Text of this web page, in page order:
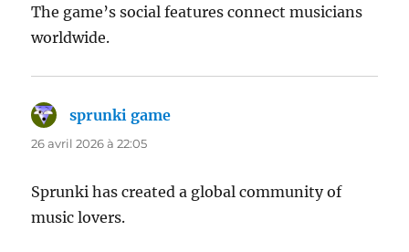
The game’s social features connect musicians
worldwide.
sprunki game
26 avril 2026 à 22:05
Sprunki has created a global community of
music lovers.